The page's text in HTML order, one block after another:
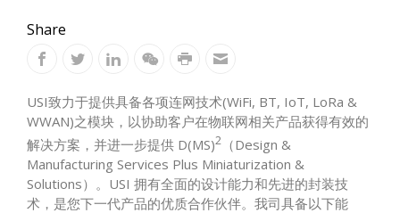
Share
USI致力于提供具备各项连网技术(WiFi, BT, IoT, LoRa &
WWAN)之模块，以协助客户在物联网相关产品获得有效的
解决方案，并进一步提供 D(MS)2 （Design &
Manufacturing Services Plus Miniaturization &
Solutions）。USI 拥有全面的设计能力和先进的封装技
术，是您下一代产品的优质合作伙伴。我司具备以下能